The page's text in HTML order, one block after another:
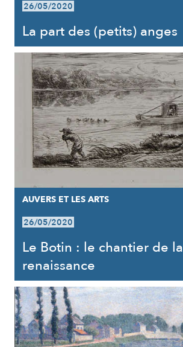
26/05/2020
La part des (petits) anges
AUVERS ET LES ARTS
26/05/2020
Le Botin : le chantier de la
renaissance